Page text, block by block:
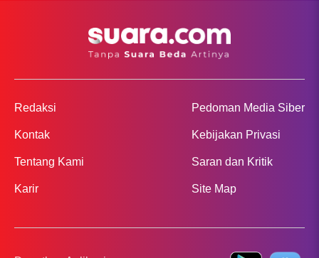
Redaksi
Kontak
Tentang Kami
Karir
Pedoman Media Siber
Kebijakan Privasi
Saran dan Kritik
Site Map